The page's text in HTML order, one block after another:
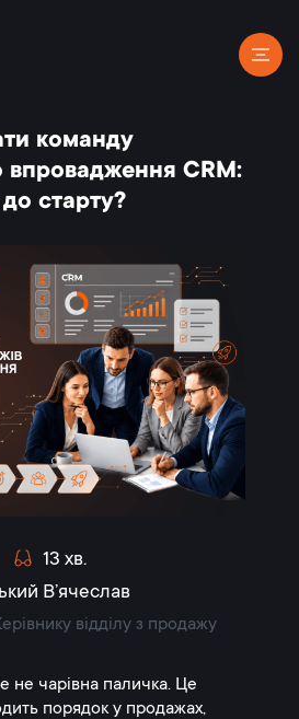
команду
впровадження CRM:
старту?
13 хв.
В’ячеслав
відділу з продажу
не чарівна паличка. Це
порядок у продажах,